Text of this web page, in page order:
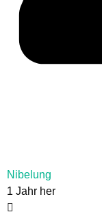
Nibelung
1 Jahr her